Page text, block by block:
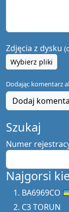
Zdjęcia z dysku
Wybierz pliki
Dodając komentarz
Dodaj
Szukaj
Numer
Najgorsi
BA6969CO
C3 TORUN